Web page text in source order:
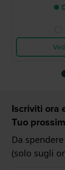
●
Iscriviti ora
Tuo
Da
(solo sugli